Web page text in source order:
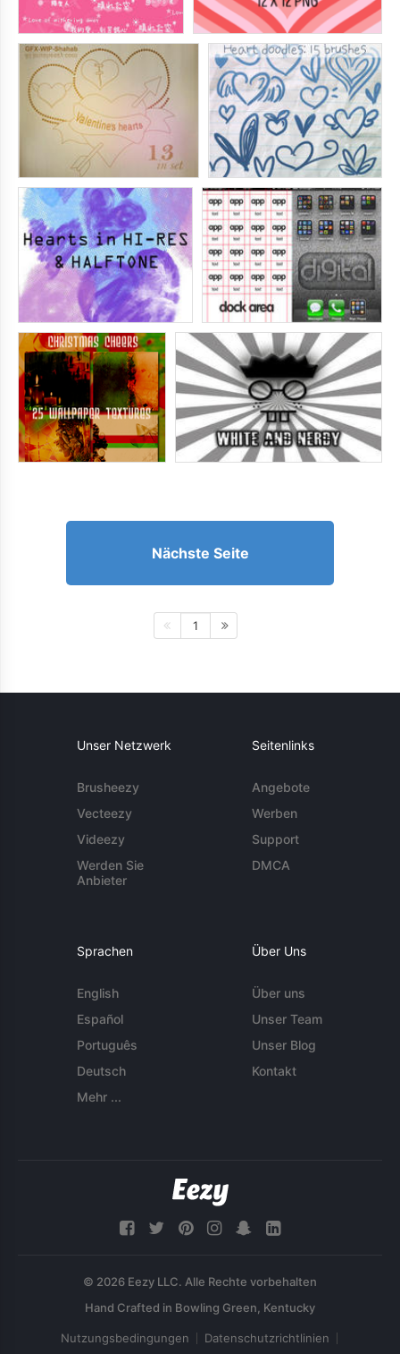
Nächste Seite
1
Unser Netzwerk
Brusheezy
Vecteezy
Videezy
Werden Sie
Anbieter
Seitenlinks
Angebote
Werben
Support
DMCA
Sprachen
English
Español
Português
Deutsch
Mehr ...
Über Uns
Über uns
Unser Team
Unser Blog
Kontakt
© 2026 Eezy LLC. Alle Rechte vorbehalten
Nutzungsbedingungen Datenschutzrichtlinien